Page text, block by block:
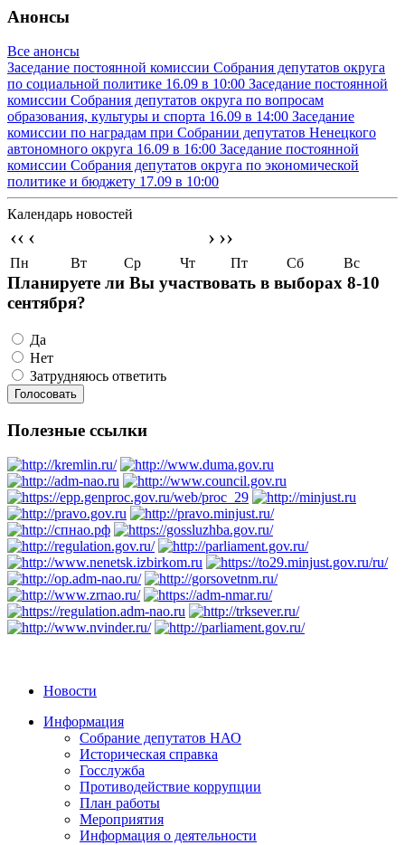
Анонсы
Все анонсы
Заседание постоянной комиссии Собрания депутатов округа
по социальной политике 16.09 в 10:00 Заседание постоянной
комиссии Собрания депутатов округа по вопросам
образования, культуры и спорта 16.09 в 14:00 Заседание
комиссии по наградам при Собрании депутатов Ненецкого
автономного округа 16.09 в 16:00 Заседание постоянной
комиссии Собрания депутатов округа по экономической
политике и бюджету 17.09 в 10:00
Календарь новостей
‹‹ ‹ › ››
Пн Вт Ср Чт Пт Сб Вс
Планируете ли Вы участвовать в выборах 8-10
сентября?
Да
Нет
Затрудняюсь ответить
Полезные ссылки
Новости
Информация
Собрание депутатов НАО
Историческая справка
Госслужба
Противодействие коррупции
План работы
Мероприятия
Информация о деятельности